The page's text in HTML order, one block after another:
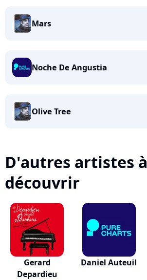
Mars
Noche De Angustia
Olive Tree
D'autres artistes à
découvrir
Gerard
Depardieu
Daniel Auteuil